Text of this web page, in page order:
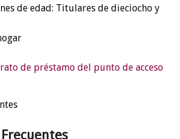
de edad: Titulares de dieciocho y
de préstamo del punto de acceso